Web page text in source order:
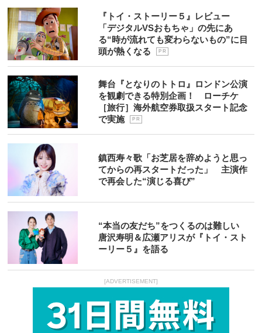
『トイ・ストーリー５』レビュー
「デジタルVSおもちゃ」の先にあ
る“時が流れても変わらないもの”に目
頭が熱くなる
P R
舞台『となりのトトロ』ロンドン公演
を観劇できる特別企画！ ローチケ
［旅行］海外航空券取扱スタート記念
で実施
P R
鎮西寿々歌「お芝居を辞めようと思っ
てからの再スタートだった」 主演作
で再会した“演じる喜び”
“本当の友だち”をつくるのは難しい
唐沢寿明＆広瀬アリスが『トイ・スト
ーリー５』を語る
[ADVERTISEMENT]